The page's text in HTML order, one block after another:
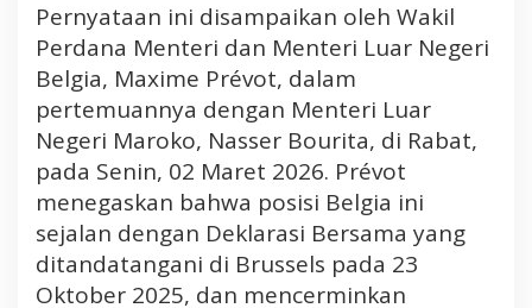
o
m
i
S
a
h
a
r
a
d
i
Pernyataan ini disampaikan oleh Wakil
Perdana Menteri dan Menteri Luar Negeri
Belgia, Maxime Prévot, dalam
pertemuannya dengan Menteri Luar
Negeri Maroko, Nasser Bourita, di Rabat,
pada Senin, 02 Maret 2026. Prévot
menegaskan bahwa posisi Belgia ini
sejalan dengan Deklarasi Bersama yang
ditandatangani di Brussels pada 23
Oktober 2025, dan mencerminkan